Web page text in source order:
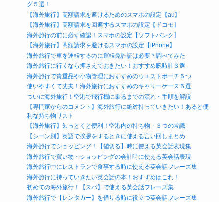
グ５選！
【海外旅行】高額請求を避けるためのスマホの設定【au】
【海外旅行】高額請求を回避するスマホの設定【ドコモ】
海外旅行の前に必ず確認！スマホの設定【ソフトバンク】
【海外旅行】高額請求を避けるスマホの設定【iPhone】
海外旅行で車を運転するのに運転免許証は必要？調べてみた
海外旅行に行くなら押さえておきたい！おすすめ腕時計３選
海外旅行で貴重品や小物管理におすすめのウエストポーチ５つ
使いやすくて丈夫！海外旅行におすすめのキャリーケース５選
ついに海外旅行！空港で飛行機に乗るまでの流れ・手順を解説
【専門家からのコメント】海外旅行に絶対持っていきたい！あると便
利な持ち物リスト
【海外旅行】知っとくと便利！空港内の持ち物・３つの常識
【シーン別】英語で挨拶をするときに使える言い回しまとめ
海外旅行でショッピング！【値切る】時に使える英会話表現集
海外旅行で買い物・ショッピングの会計時に使える英会話表現
海外旅行中にレストランで食事する時に使える英会話フレーズ集
海外旅行に持っていきたい英会話の本！おすすめはこれ！
初めての海外旅行！【スパ】で使える英会話フレーズ集
海外旅行で【レンタカー】を借りる時に役立つ英会話フレーズ集